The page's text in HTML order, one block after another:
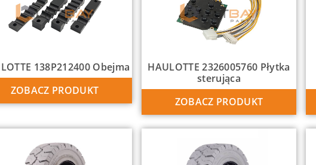
138P212400 Obejma
ZOBACZ PRODUKT
HAULOTTE 2326005760 Płytka
sterująca
ZOBACZ PRODUKT